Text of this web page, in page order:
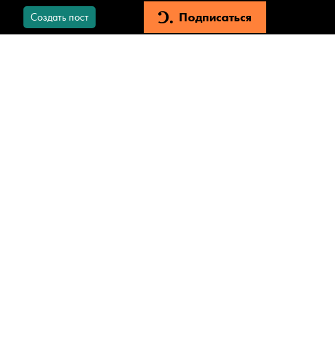
Создать пост Подписаться